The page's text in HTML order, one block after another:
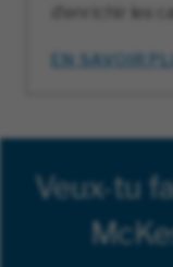
d’enrichir les
EN SAVOIR
Veux-tu